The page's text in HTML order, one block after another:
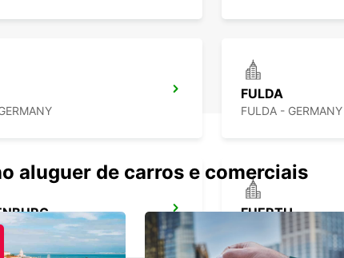
FULDA
FULDA - GERMANY
- GERMANY
FUERTH
FUERTH - GERMANY
aluguer de carros e comerciais